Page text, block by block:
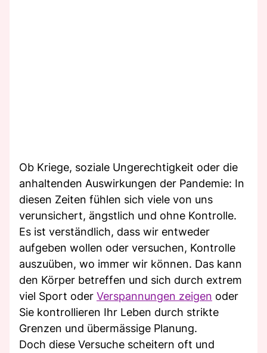
Ob Kriege, soziale Ungerechtigkeit oder die
anhaltenden Auswirkungen der Pandemie: In
diesen Zeiten fühlen sich viele von uns
verunsichert, ängstlich und ohne Kontrolle.
Es ist verständlich, dass wir entweder
aufgeben wollen oder versuchen, Kontrolle
auszuüben, wo immer wir können. Das kann
den Körper betreffen und sich durch extrem
viel Sport oder Verspannungen zeigen oder
Sie kontrollieren Ihr Leben durch strikte
Grenzen und übermässige Planung.
Doch diese Versuche scheitern oft und